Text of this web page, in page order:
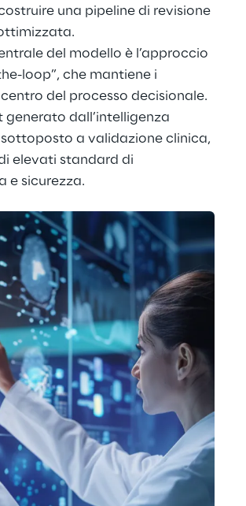
una pipeline di revisione
del modello è l’approccio
loop”, che mantiene i
del processo decisionale.
generato dall’intelligenza
a validazione clinica,
elevati standard di
e sicurezza.